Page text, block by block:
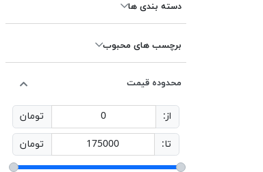
دسته بندی ها
برچسب های محبوب
محدوده قیمت
از: 0 تومان
تا: 175000 تومان